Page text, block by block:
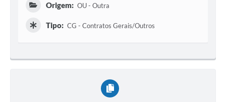
Origem: OU - Outra
Tipo: CG - Contratos Gerais/Outros